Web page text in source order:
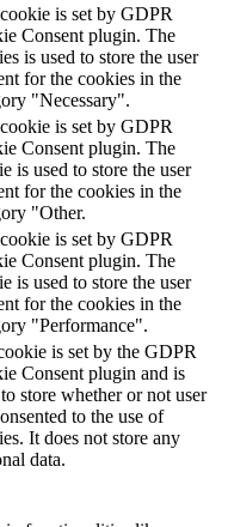
is set by GDPR
Consent plugin. The
is used to store the user
for the cookies in the
"Necessary".
is set by GDPR
Consent plugin. The
is used to store the user
for the cookies in the
"Other.
is set by GDPR
Consent plugin. The
is used to store the user
for the cookies in the
"Performance".
is set by the GDPR
Consent plugin and is
store whether or not user
to the use of
It does not store any
data.